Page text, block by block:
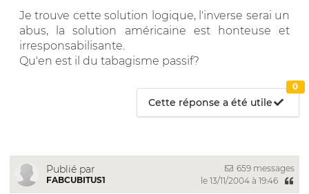
Je trouve cette solution logique, l'inverse serai un
abus, la solution américaine est honteuse et
irresponsabilisante.
Qu'en est il du tabagisme passif?
Cette réponse a été utile
0
Publié par
FABCUBITUS1
659 messages
le 13/11/2004 à 19:46